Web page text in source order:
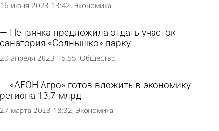
16 июня 2023 13:42 Экономика
Пензячка предложила отдать участок
санатория «Солнышко» парку
20 апреля 2023 15:55 Общество
«АЕОН Агро» готов вложить в экономику
региона 13,7 млрд
27 марта 2023 18:32 Экономика